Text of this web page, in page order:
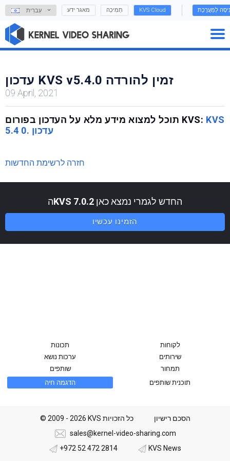
עִברִית מאגר ידע תְמִיכָה KVS Cloud לַמַעֲרֶכֶת
עדכון KVS v5.4.0 זמין להורדה
09 April, 2021
תוכל למצוא מידע מלא על העדכון בפורום KVS: KVS
5.4 עדכון .0
חזרה לרשימת החדשות
הKVS 7.0.2 החדש לגמרי נמצא כאן
הזמינו עכשיו
תכונות
לקוחות
ערכות נושא
שירותים
שותפים
תמחור
הדגמה חיה
תוכנית שותפים
© 2009 - 2026 KVS כל הזכויות
הסכם רישיון
sales@kernel-video-sharing.com
+972 52 472 2814
KVS News